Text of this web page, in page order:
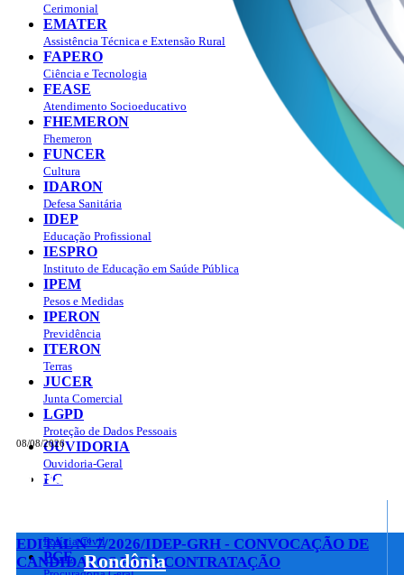
08/08/2026
Portal do Governo do
Rondônia
Cerimonial
EMATER
Assistência Técnica e Extensão Rural
FAPERO
Ciência e Tecnologia
FEASE
Atendimento Socioeducativo
FHEMERON
Fhemeron
FUNCER
Cultura
IDARON
Defesa Sanitária
IDEP
Educação Profissional
IESPRO
Instituto de Educação em Saúde Pública
IPEM
Pesos e Medidas
IPERON
Previdência
ITERON
Terras
JUCER
Junta Comercial
LGPD
Proteção de Dados Pessoais
OUVIDORIA
Ouvidoria-Geral
PC
Polícia Civil
PGE
EDITAL Nº 7/2026/IDEP-GRH - CONVOCAÇÃO DE
CANDIDATOS PARA CONTRATAÇÃO